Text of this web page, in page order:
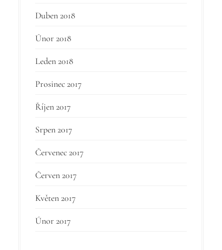
Duben 2018
Únor 2018
Leden 2018
Prosinec 2017
Říjen 2017
Srpen 2017
Červenec 2017
Červen 2017
Květen 2017
Únor 2017